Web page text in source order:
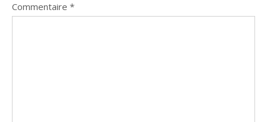
Commentaire *